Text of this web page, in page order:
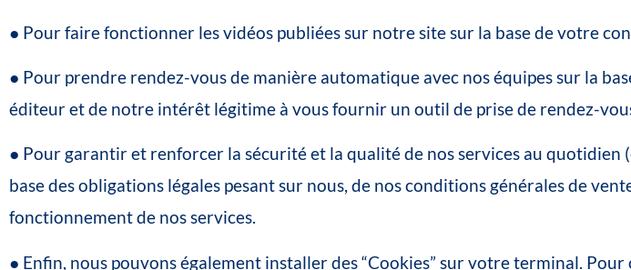
● Pourfairefonctionner lesvidéos publiées sur notre site sur la basedevotre
● Pour prendre rendez-vousde manière automatique avec noséquipessur la
éditeuretde notre intérêt légitime à vousfournir un outil de prisede rendez-
● Pour garantiret renforcer la sécuritéet la qualitéde nosservices au quotidien
basedesobligations légales pesantsur nous, de nosconditions généralesde
fonctionnementde nosservices.
● Enfin, nous pouvonségalement installerdes“Cookies” survotreterminal. Pour